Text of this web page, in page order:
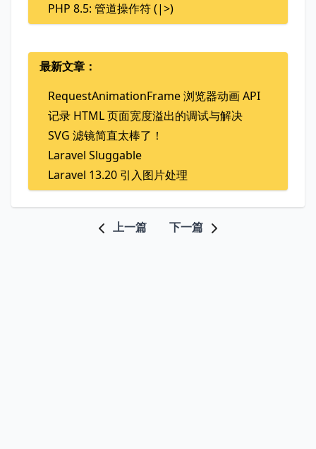
PHP 8.5: 管道操作符 (|>)
最新文章：
RequestAnimationFrame 浏览器动画 API
记录 HTML 页面宽度溢出的调试与解决
SVG 滤镜简直太棒了！
Laravel Sluggable
Laravel 13.20 引入图片处理
上一篇 下一篇